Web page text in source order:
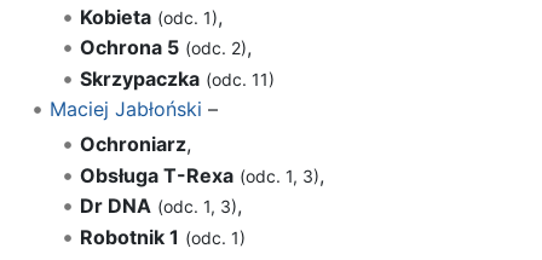
Kobieta (odc. 1),
Ochrona 5 (odc. 2),
Skrzypaczka (odc. 11)
Maciej Jabłoński –
Ochroniarz,
Obsługa T-Rexa (odc. 1, 3),
Dr DNA (odc. 1, 3),
Robotnik 1 (odc. 1)